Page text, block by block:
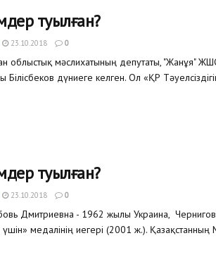
туылған?
23.10.2018 0
облыстық мәслихатының депутаты, "Жанұя"
Білісбеков дүниеге келген. Ол «ҚР
туылған?
23.10.2018 0
Дмитриевна - 1962 жылы Украина,
медалінің иегері (2001 ж.). Қазақстанның